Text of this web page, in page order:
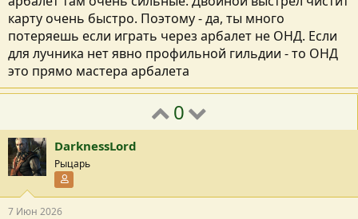
карту очень быстро. Поэтому - да, ты много
потеряешь если играть через арбалет не ОНД. Если
для лучника нет явно профильной гильдии - то ОНД
это прямо мастера арбалета
0
DarknessLord
Рыцарь
7 Июн 2026